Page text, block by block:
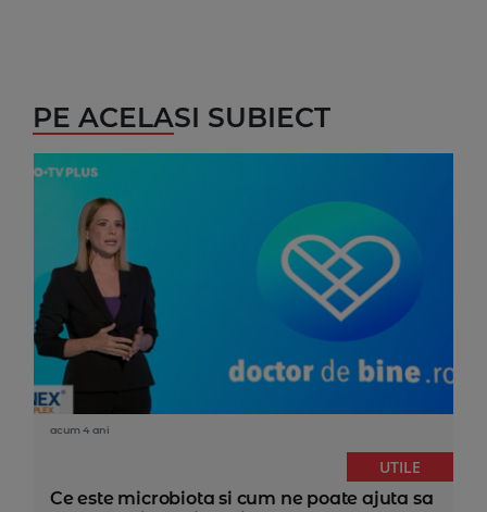
PE ACELASI SUBIECT
acum 4 ani
UTILE
Ce este microbiota si cum ne poate ajuta sa